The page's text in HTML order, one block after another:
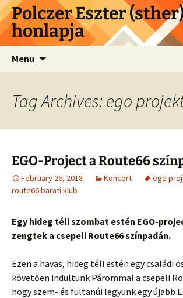
Skip
to
content
Polczer Eszter
honlapja
Menu
Tag Archives: ego
EGO-Project a Route66
February 26, 2018 Koncert ego
route66 barati klub
Egy hideg téli szombat estén EGO-
zengtek a csepeli Route66 színpadán.
Ezen a havas, hideg téli estén egy családi
követően indultunk Párommal a csepeli
hogy szem- és fültanúi legyünk egy újabb